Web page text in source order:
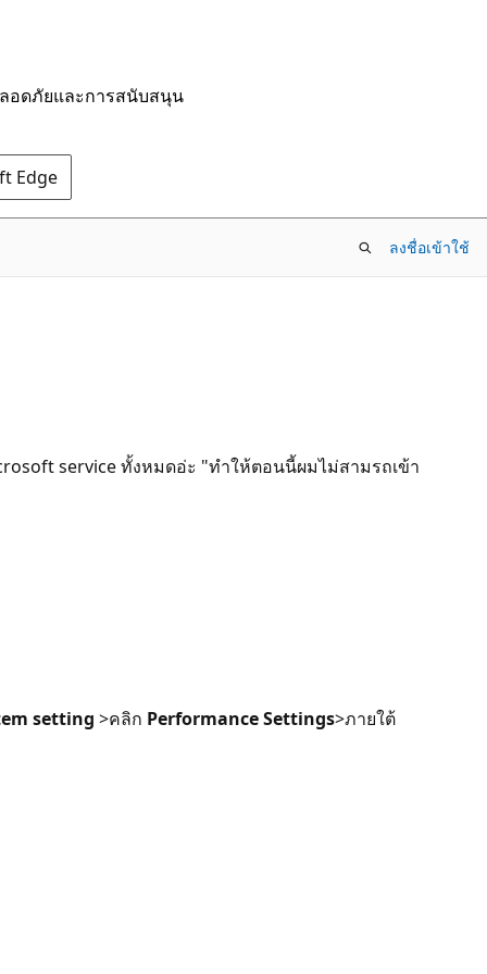
อดภัยและการสนับสนุน
Edge
ลงชื่อเข้าใช้
service ทั้งหมดอ่ะ "ทำให้ตอนนี้ผมไม่สามรถเข้า
setting >คลิก Performance Settings>ภายใต้